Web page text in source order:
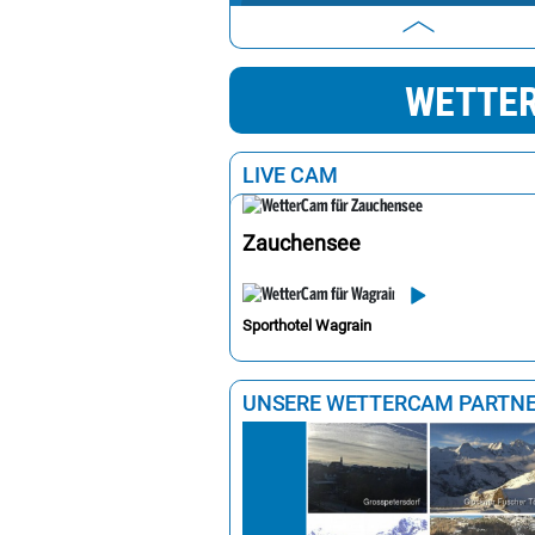
Klagenfurt
Wien
LIVE CAM
Zauchensee
Sporthotel Wagrain
UNSERE WETTERCAM